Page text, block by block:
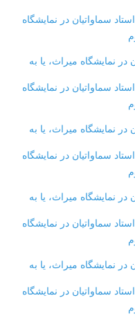
سماواتیان در نمایشگاه
در نمایشگاه میراث، یا به
سماواتیان در نمایشگاه
در نمایشگاه میراث، یا به
سماواتیان در نمایشگاه
در نمایشگاه میراث، یا به
سماواتیان در نمایشگاه
در نمایشگاه میراث، یا به
سماواتیان در نمایشگاه